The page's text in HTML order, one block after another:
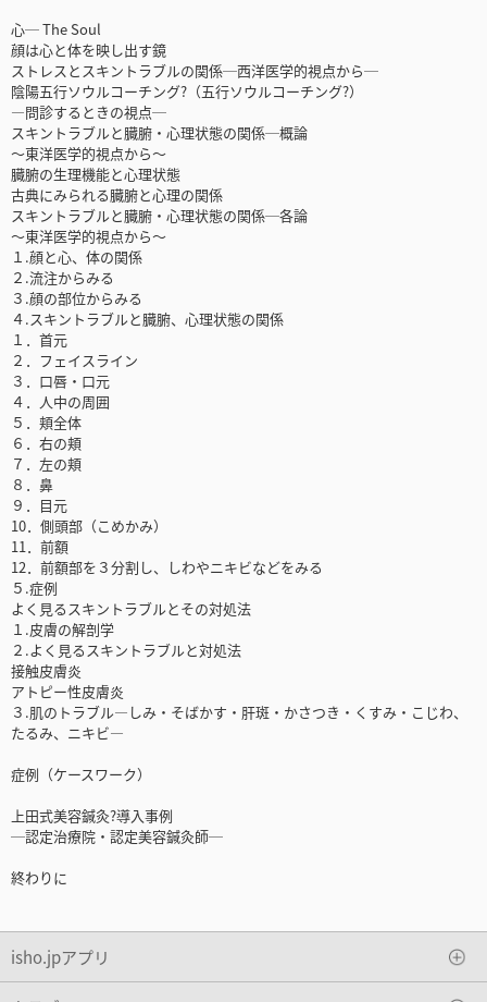
心─ The Soul
顔は心と体を映し出す鏡
ストレスとスキントラブルの関係─西洋医学的視点から─
陰陽五行ソウルコーチング?（五行ソウルコーチング?）
―問診するときの視点─
スキントラブルと臓腑・心理状態の関係─概論
～東洋医学的視点から～
臓腑の生理機能と心理状態
古典にみられる臓腑と心理の関係
スキントラブルと臓腑・心理状態の関係─各論
～東洋医学的視点から～
１.顔と心、体の関係
２.流注からみる
３.顔の部位からみる
４.スキントラブルと臓腑、心理状態の関係
１．首元
２．フェイスライン
３．口唇・口元
４．人中の周囲
５．頬全体
６．右の頬
７．左の頬
８．鼻
９．目元
10．側頭部（こめかみ）
11．前額
12．前額部を３分割し、しわやニキビなどをみる
５.症例
よく見るスキントラブルとその対処法
１.皮膚の解剖学
２.よく見るスキントラブルと対処法
接触皮膚炎
アトピー性皮膚炎
３.肌のトラブル―しみ・そばかす・肝斑・かさつき・くすみ・こじわ、
たるみ、ニキビ―
症例（ケースワーク）
上田式美容鍼灸?導入事例
─認定治療院・認定美容鍼灸師─
終わりに
isho.jpアプリ